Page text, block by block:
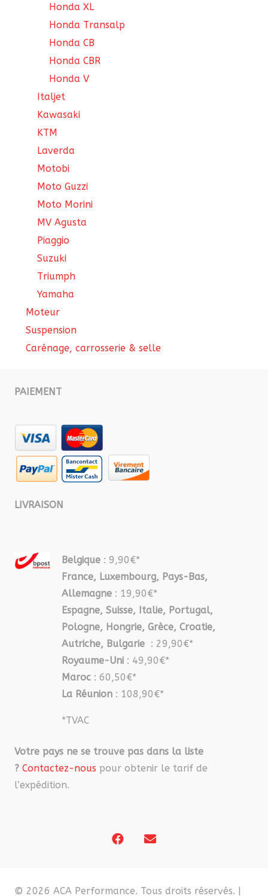
Honda XL
Honda Transalp
Honda CB
Honda CBR
Honda V
Italjet
Kawasaki
KTM
Laverda
Motobi
Moto Guzzi
Moto Morini
MV Agusta
Piaggio
Suzuki
Triumph
Yamaha
Moteur
Suspension
Carénage, carrosserie & selle
PAIEMENT
LIVRAISON
Belgique : 9,90€*
France, Luxembourg, Pays-Bas,
Allemagne : 19,90€*
Espagne, Suisse, Italie, Portugal,
Pologne, Hongrie, Grèce, Croatie,
Autriche, Bulgarie : 29,90€*
Royaume-Uni : 49,90€*
Maroc : 60,50€*
La Réunion : 108,90€*
*TVAC
Votre pays ne se trouve pas dans la liste
? Contactez-nous pour obtenir le tarif de
l’expédition.
© 2026 ACA Performance. Tous droits réservés. |